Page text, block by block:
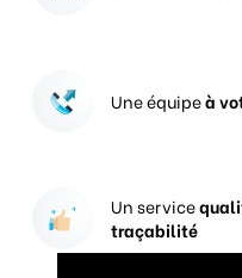
Une équipeà
Un service
traçabilité